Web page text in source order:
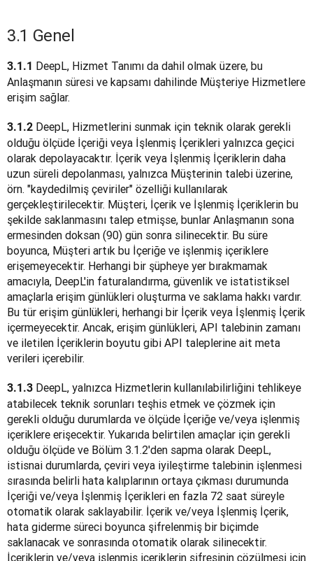
3.1 Genel
3.1.1 DeepL, Hizmet Tanımı da dahil olmak üzere, bu
Anlaşmanın süresi ve kapsamı dahilinde Müşteriye Hizmetlere
erişim sağlar.
3.1.2 DeepL, Hizmetlerini sunmak için teknik olarak gerekli
olduğu ölçüde İçeriği veya İşlenmiş İçerikleri yalnızca geçici
olarak depolayacaktır. İçerik veya İşlenmiş İçeriklerin daha
uzun süreli depolanması, yalnızca Müşterinin talebi üzerine,
örn. "kaydedilmiş çeviriler" özelliği kullanılarak
gerçekleştirilecektir. Müşteri, İçerik ve İşlenmiş İçeriklerin bu
şekilde saklanmasını talep etmişse, bunlar Anlaşmanın sona
ermesinden doksan (90) gün sonra silinecektir. Bu süre
boyunca, Müşteri artık bu İçeriğe ve işlenmiş içeriklere
erişemeyecektir. Herhangi bir şüpheye yer bırakmamak
amacıyla, DeepL'in faturalandırma, güvenlik ve istatistiksel
amaçlarla erişim günlükleri oluşturma ve saklama hakkı vardır.
Bu tür erişim günlükleri, herhangi bir İçerik veya İşlenmiş İçerik
içermeyecektir. Ancak, erişim günlükleri, API talebinin zamanı
ve iletilen İçeriklerin boyutu gibi API taleplerine ait meta
verileri içerebilir.
3.1.3 DeepL, yalnızca Hizmetlerin kullanılabilirliğini tehlikeye
atabilecek teknik sorunları teşhis etmek ve çözmek için
gerekli olduğu durumlarda ve ölçüde İçeriğe ve/veya işlenmiş
içeriklere erişecektir. Yukarıda belirtilen amaçlar için gerekli
olduğu ölçüde ve Bölüm 3.1.2'den sapma olarak DeepL,
istisnai durumlarda, çeviri veya iyileştirme talebinin işlenmesi
sırasında belirli hata kalıplarının ortaya çıkması durumunda
İçeriği ve/veya İşlenmiş İçerikleri en fazla 72 saat süreyle
otomatik olarak saklayabilir. İçerik ve/veya İşlenmiş İçerik,
hata giderme süreci boyunca şifrelenmiş bir biçimde
saklanacak ve sonrasında otomatik olarak silinecektir.
İçeriklerin ve/veya işlenmiş içeriklerin şifresinin çözülmesi için